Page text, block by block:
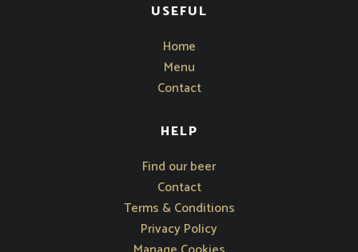
USEFUL
Home
Menu
Contact
HELP
Opens in new window
Find our beer
Contact
Terms & Conditions
Privacy Policy